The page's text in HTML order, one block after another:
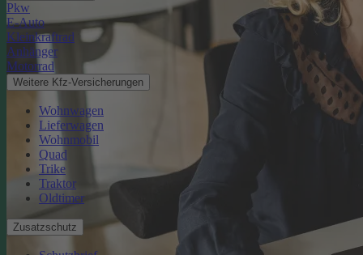
Pkw
E-Auto
Kleinkraftrad
Anhänger
Motorrad
Weitere Kfz-Versicherungen
Wohnwagen
Lieferwagen
Wohnmobil
Quad
Trike
Traktor
Oldtimer
Zusatzschutz